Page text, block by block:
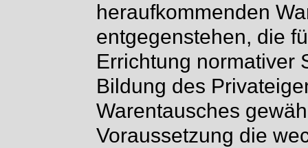
heraufkommenden
entgegenstehen, die
Errichtung normativer
Bildung des
Warentausches
Voraussetzung die